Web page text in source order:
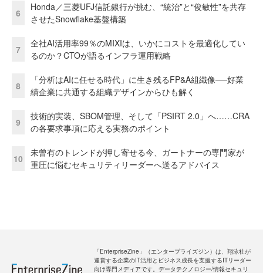
6
Honda／三菱UFJ信託銀行が挑む、“統治”と“俊敏性”を共存
させたSnowflake基盤構築
7
全社AI活用率99％のMIXIは、いかにコストを最適化してい
るのか？CTOが語るインフラ運用戦略
8
「分析はAIに任せる時代」に生き残るFP&A組織像──好業
績企業に共通する組織デザインからひも解く
9
技術的実装、SBOM管理、そして「PSIRT 2.0」へ……CRA
の各要求事項に応える実務のポイント
10
未曾有のトレンドが押し寄せる今、ガートナーの専門家が
重圧に悩むセキュリティリーダーへ送るアドバイス
「EnterpriseZine」（エンタープライズジン）は、翔泳社が
運営する企業のIT活用とビジネス成長を支援するITリーダー
向け専門メディアです。データテクノロジー/情報セキュリ